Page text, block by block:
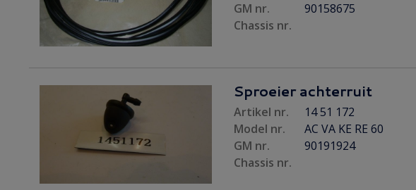
GM nr.
90158675
Chassis nr.
Sproeier achterruit
Artikel nr.
14 51 172
Model nr.
AC VA KE RE 60
GM nr.
90191924
Chassis nr.